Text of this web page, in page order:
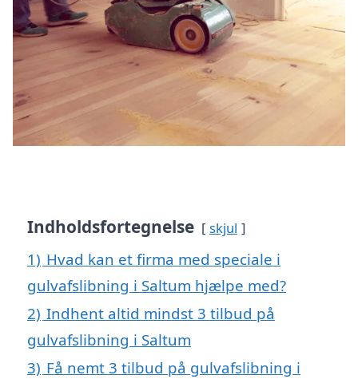
Indholdsfortegnelse skjul
1) Hvad kan et firma med speciale i
gulvafslibning i Saltum hjælpe med?
2) Indhent altid mindst 3 tilbud på
gulvafslibning i Saltum
3) Få nemt 3 tilbud på gulvafslibning i